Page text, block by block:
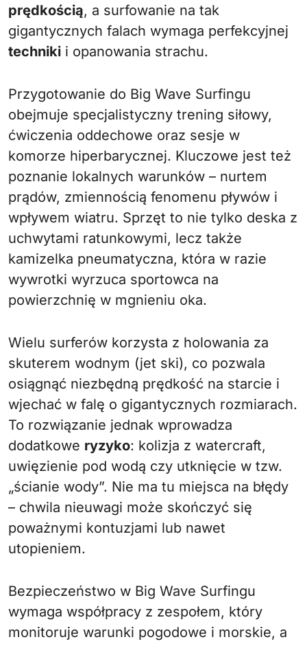
prędkością, a surfowanie na tak
gigantycznych falach wymaga perfekcyjnej
techniki i opanowania strachu.
Przygotowanie do Big Wave Surfingu
obejmuje specjalistyczny trening siłowy,
ćwiczenia oddechowe oraz sesje w
komorze hiperbarycznej. Kluczowe jest też
poznanie lokalnych warunków – nurtem
prądów, zmiennością fenomenu pływów i
wpływem wiatru. Sprzęt to nie tylko deska z
uchwytami ratunkowymi, lecz także
kamizelka pneumatyczna, która w razie
wywrotki wyrzuca sportowca na
powierzchnię w mgnieniu oka.
Wielu surferów korzysta z holowania za
skuterem wodnym (jet ski), co pozwala
osiągnąć niezbędną prędkość na starcie i
wjechać w falę o gigantycznych rozmiarach.
To rozwiązanie jednak wprowadza
dodatkowe ryzyko: kolizja z watercraft,
uwięzienie pod wodą czy utknięcie w tzw.
„ścianie wody”. Nie ma tu miejsca na błędy
– chwila nieuwagi może skończyć się
poważnymi kontuzjami lub nawet
utopieniem.
Bezpieczeństwo w Big Wave Surfingu
wymaga współpracy z zespołem, który
monitoruje warunki pogodowe i morskie, a